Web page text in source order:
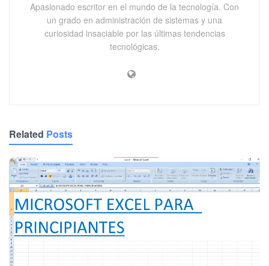
Apasionado escritor en el mundo de la tecnología. Con
un grado en administración de sistemas y una
curiosidad insaciable por las últimas tendencias
tecnológicas.
Related Posts